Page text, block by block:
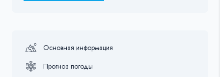
Основная информация
Прогноз погоды